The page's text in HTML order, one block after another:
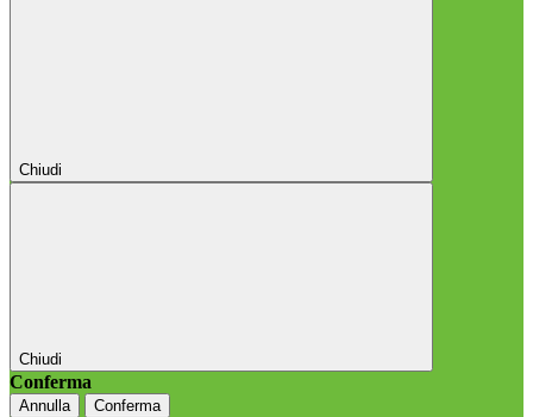
Chiudi
Chiudi
Conferma
Annulla Conferma